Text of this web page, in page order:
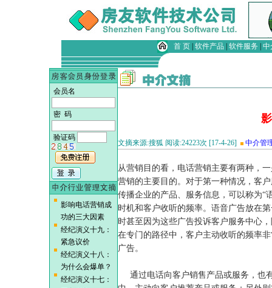
首 页 软件产品 软件服务 中
会员名
密 码
验证码
影响电话营销成
功的三大因素
经纪演义十九：
紧急议价
经纪演义十八：
为什么会爆单？
经纪演义十七：
文摘来源:搜狐 阅读:24223次 [17-4-26] 中介管
从营销目的看，电话营销主要有两种，
营销的主要目的。对于第一种情况，客
传播企业的产品、服务信息，可以称为“
时机和客户收听的频率。语音广告放在
时甚至因为这些广告投诉客户服务中心
在专门的路径中，客户主动收听的频率
广告。
通过电话向客户销售产品或服务，也